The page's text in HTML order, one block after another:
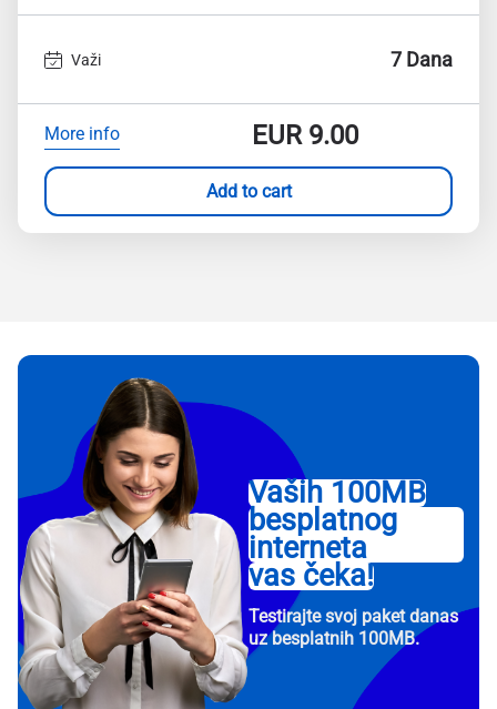
Važi 7 Dana
More info EUR9.00
Add to cart
Vaših 100MB
besplatnog
interneta
vas čeka!
Testirajte svoj paket danas
uz besplatnih 100MB.